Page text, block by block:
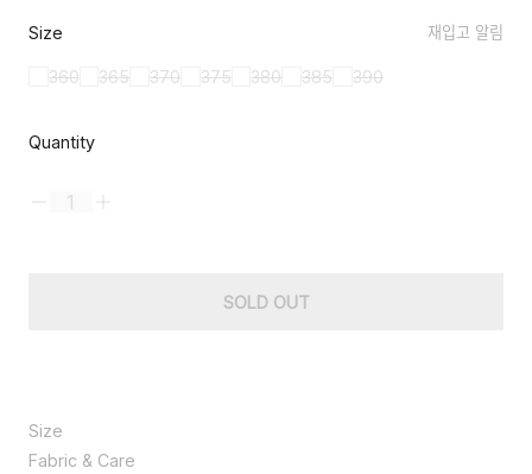
Size 재입고 알림
360 365 370 375 380 385 390
Quantity
SOLD OUT
Size
Size
Fabric & Care